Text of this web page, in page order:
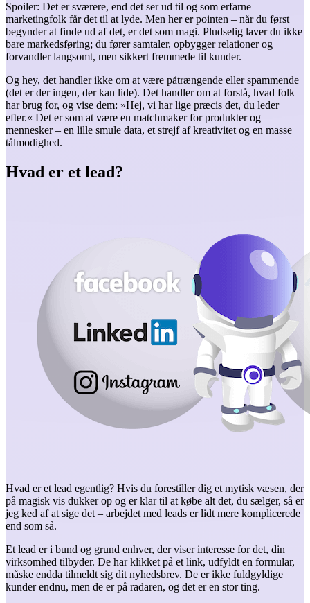
Spoiler: Det er sværere, end det ser ud til og som erfarne
marketingfolk får det til at lyde. Men her er pointen – når du først
begynder at finde ud af det, er det som magi. Pludselig laver du ikke
bare markedsføring; du fører samtaler, opbygger relationer og
forvandler langsomt, men sikkert fremmede til kunder.
Og hey, det handler ikke om at være påtrængende eller spammende
(det er der ingen, der kan lide). Det handler om at forstå, hvad folk
har brug for, og vise dem: »Hej, vi har lige præcis det, du leder
efter.« Det er som at være en matchmaker for produkter og
mennesker – en lille smule data, et strejf af kreativitet og en masse
tålmodighed.
Hvad er et lead?
Hvad er et lead egentlig? Hvis du forestiller dig et mytisk væsen, der
på magisk vis dukker op og er klar til at købe alt det, du sælger, så er
jeg ked af at sige det – arbejdet med leads er lidt mere komplicerede
end som så.
Et lead er i bund og grund enhver, der viser interesse for det, din
virksomhed tilbyder. De har klikket på et link, udfyldt en formular,
måske endda tilmeldt sig dit nyhedsbrev. De er ikke fuldgyldige
kunder endnu, men de er på radaren, og det er en stor ting.